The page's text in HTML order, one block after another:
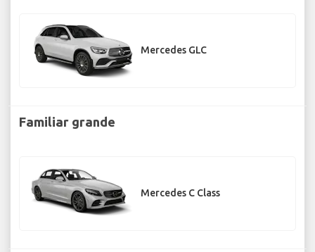
Mercedes GLC
Familiar grande
Mercedes C Class